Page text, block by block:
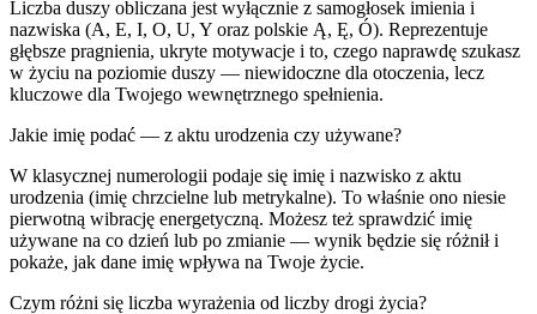
Liczba duszy obliczana jest wyłącznie z samogłosek imienia i
nazwiska (A, E, I, O, U, Y oraz polskie Ą, Ę, Ó). Reprezentuje
głębsze pragnienia, ukryte motywacje i to, czego naprawdę szukasz
w życiu na poziomie duszy — niewidoczne dla otoczenia, lecz
kluczowe dla Twojego wewnętrznego spełnienia.
Jakie imię podać — z aktu urodzenia czy używane?
W klasycznej numerologii podaje się imię i nazwisko z aktu
urodzenia (imię chrzcielne lub metrykalne). To właśnie ono niesie
pierwotną wibrację energetyczną. Możesz też sprawdzić imię
używane na co dzień lub po zmianie — wynik będzie się różnił i
pokaże, jak dane imię wpływa na Twoje życie.
Czym różni się liczba wyrażenia od liczby drogi życia?